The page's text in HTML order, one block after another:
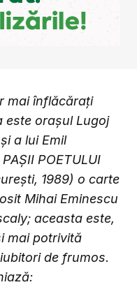
mai înflăcăraţi
este oraşul Lugoj
a lui Emil
POETULUI
1989) o carte
Mihai Eminescu
aceasta este,
mai potrivită
de frumos.